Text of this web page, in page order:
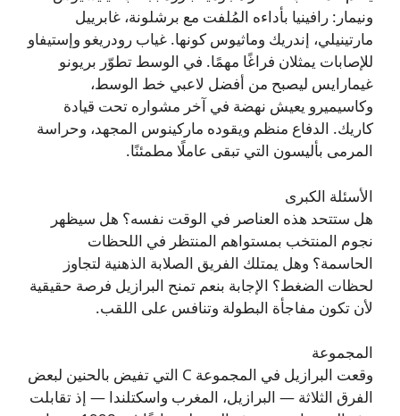
ونيمار: رافينيا بأداءه المُلفت مع برشلونة، غابرييل
مارتينيلي، إندريك وماثيوس كونها. غياب رودريغو وإستيفاو
للإصابات يمثلان فراغًا مهمًا. في الوسط تطوّر بريونو
غيمارايس ليصبح من أفضل لاعبي خط الوسط،
وكاسيميرو يعيش نهضة في آخر مشواره تحت قيادة
كاريك. الدفاع منظم ويقوده ماركينوس المجهد، وحراسة
المرمى بأليسون التي تبقى عاملًا مطمئنًا.
الأسئلة الكبرى
هل ستتحد هذه العناصر في الوقت نفسه؟ هل سيظهر
نجوم المنتخب بمستواهم المنتظر في اللحظات
الحاسمة؟ وهل يمتلك الفريق الصلابة الذهنية لتجاوز
لحظات الضغط؟ الإجابة بنعم تمنح البرازيل فرصة حقيقية
لأن تكون مفاجأة البطولة وتنافس على اللقب.
المجموعة
وقعت البرازيل في المجموعة C التي تفيض بالحنين لبعض
الفرق الثلاثة — البرازيل، المغرب واسكتلندا — إذ تقابلت